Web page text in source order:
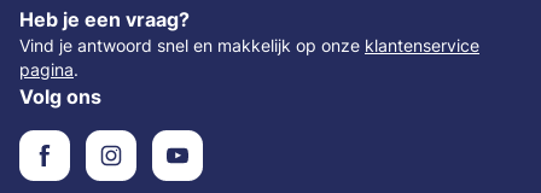
Heb je een vraag?
Vind je antwoord snel en makkelijk op onze klantenservice
pagina.
Volg ons